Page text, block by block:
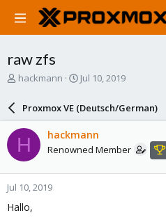
raw zfs
T
a
d
s
t
a
r
t
e
hackmann
S
a
r
d
a
e
Jul 10, 2019
Proxmox VE (Deutsch/German)
H hackmann
Renowned Member
Jul 10, 2019
Hallo,